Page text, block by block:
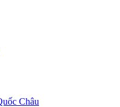
Châu